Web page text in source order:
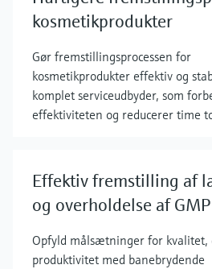
kosmetikprodukter
Gør fremstillingsprocessen for
kosmetikprodukter effektiv og
komplet serviceudbyder, som
effektiviteten og reducerer time
Effektiv fremstilling af
og overholdelse af
Opfyld målsætninger for kvalitet,
produktivitet med banebrydende